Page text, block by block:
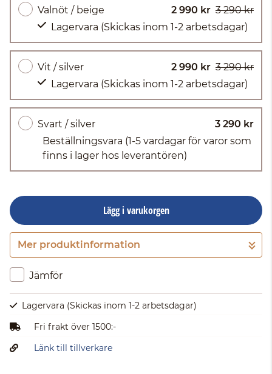
Valnöt / beige 2 990 kr 3 290 kr
Lagervara (Skickas inom 1-2 arbetsdagar)
Vit / silver 2 990 kr 3 290 kr
Lagervara (Skickas inom 1-2 arbetsdagar)
Svart / silver
3 290 kr
Beställningsvara (1-5 vardagar för varor som
finns i lager hos leverantören)
Lägg i varukorgen
Gå till kassan
Mer produktinformation
Jämför
Lagervara (Skickas inom 1-2 arbetsdagar)
Fri frakt över 1500:-
Länk till tillverkare